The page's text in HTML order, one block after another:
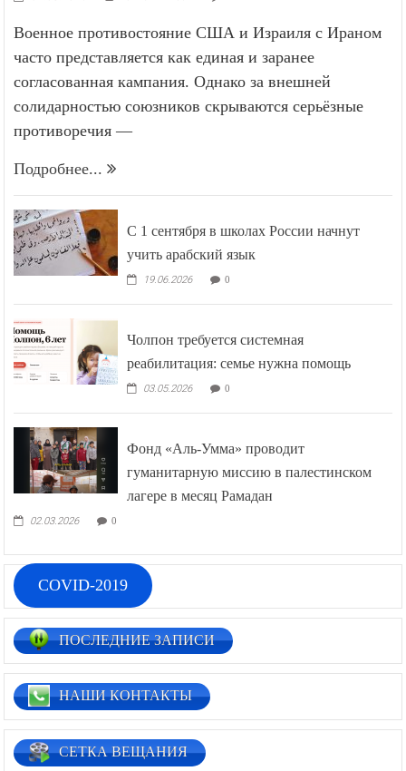
Военное противостояние США и Израиля с Ираном
часто представляется как единая и заранее
согласованная кампания. Однако за внешней
солидарностью союзников скрываются серьёзные
противоречия —
Подробнее...
С 1 сентября в школах России начнут
учить арабский язык
19.06.2026 0
Чолпон требуется системная
реабилитация: семье нужна помощь
03.05.2026 0
Фонд «Аль-Умма» проводит
гуманитарную миссию в палестинском
лагере в месяц Рамадан
02.03.2026 0
COVID-2019
ПОСЛЕДНИЕ ЗАПИСИ
НАШИ КОНТАКТЫ
СЕТКА ВЕЩАНИЯ